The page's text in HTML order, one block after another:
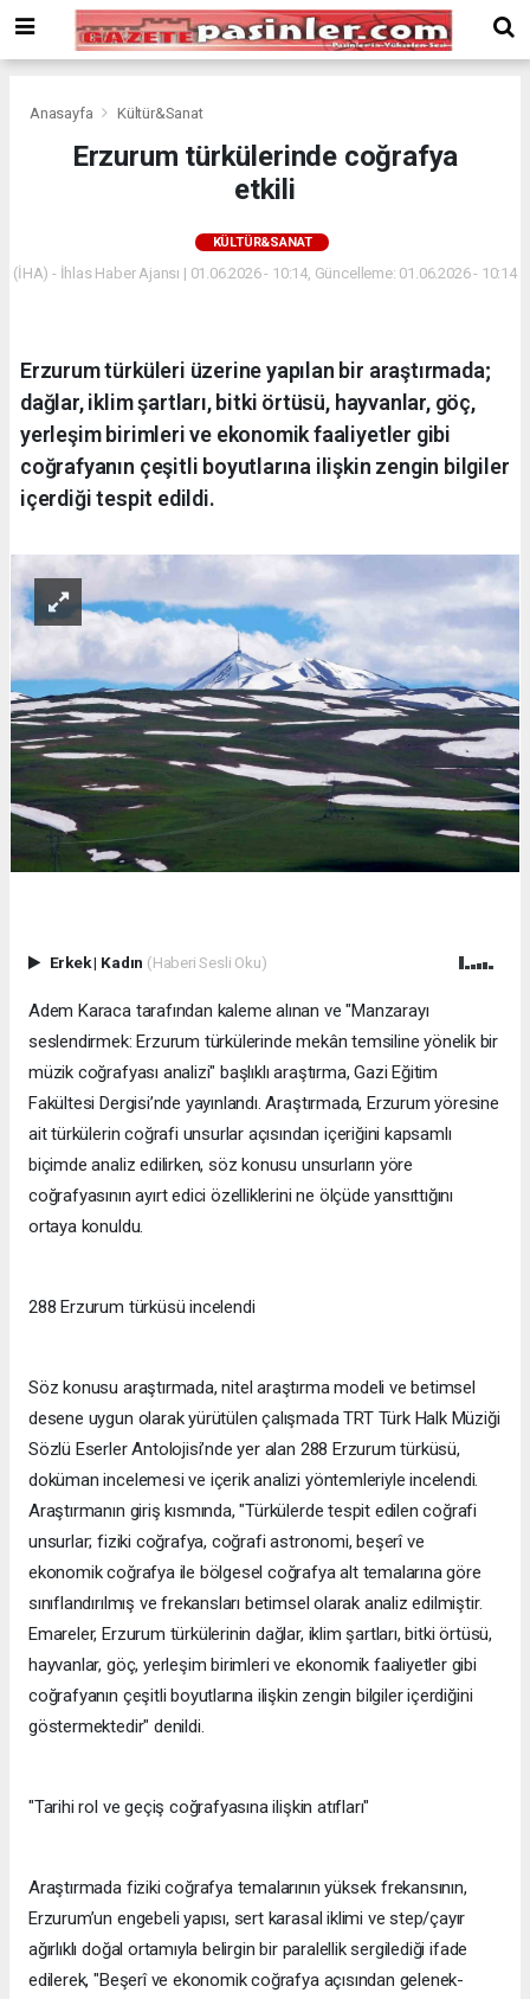
Bonusu
Veren
deneme
siteler
Veren
Anasayfa Kültür&Sanat
Erzurum türkülerinde coğrafya
etkili
KÜLTÜR&SANAT
(İHA) - İhlas Haber Ajansı | 01.06.2026 - 10:14, Güncelleme: 01.06.2026 - 10:14
Erzurum türküleri üzerine yapılan bir araştırmada;
dağlar, iklim şartları, bitki örtüsü, hayvanlar, göç,
yerleşim birimleri ve ekonomik faaliyetler gibi
coğrafyanın çeşitli boyutlarına ilişkin zengin bilgiler
içerdiği tespit edildi.
Erkek| Kadın (Haberi Sesli Oku)
Adem Karaca tarafından kaleme alınan ve "Manzarayı
seslendirmek: Erzurum türkülerinde mekân temsiline yönelik bir
müzik coğrafyası analizi" başlıklı araştırma, Gazi Eğitim
Fakültesi Dergisi’nde yayınlandı. Araştırmada, Erzurum yöresine
ait türkülerin coğrafi unsurlar açısından içeriğini kapsamlı
biçimde analiz edilirken, söz konusu unsurların yöre
coğrafyasının ayırt edici özelliklerini ne ölçüde yansıttığını
ortaya konuldu.
288 Erzurum türküsü incelendi
Söz konusu araştırmada, nitel araştırma modeli ve betimsel
desene uygun olarak yürütülen çalışmada TRT Türk Halk Müziği
Sözlü Eserler Antolojisi’nde yer alan 288 Erzurum türküsü,
doküman incelemesi ve içerik analizi yöntemleriyle incelendi.
Araştırmanın giriş kısmında, "Türkülerde tespit edilen coğrafi
unsurlar; fiziki coğrafya, coğrafi astronomi, beşerî ve
ekonomik coğrafya ile bölgesel coğrafya alt temalarına göre
sınıflandırılmış ve frekansları betimsel olarak analiz edilmiştir.
Emareler, Erzurum türkülerinin dağlar, iklim şartları, bitki örtüsü,
hayvanlar, göç, yerleşim birimleri ve ekonomik faaliyetler gibi
coğrafyanın çeşitli boyutlarına ilişkin zengin bilgiler içerdiğini
göstermektedir" denildi.
"Tarihi rol ve geçiş coğrafyasına ilişkin atıfları"
Araştırmada fiziki coğrafya temalarının yüksek frekansının,
Erzurum’un engebeli yapısı, sert karasal iklimi ve step/çayır
ağırlıklı doğal ortamıyla belirgin bir paralellik sergilediği ifade
edilerek, "Beşerî ve ekonomik coğrafya açısından gelenek-